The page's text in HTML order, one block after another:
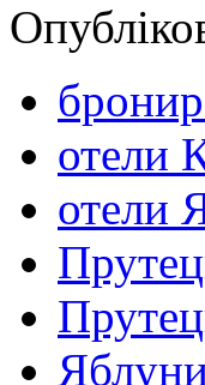
отели
отели